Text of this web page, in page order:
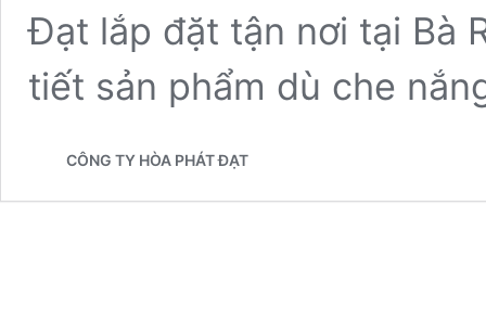
Đạt lắp đặt tận nơi tại Bà
tiết sản phẩm dù che
CÔNG TY HÒA PHÁT ĐẠT